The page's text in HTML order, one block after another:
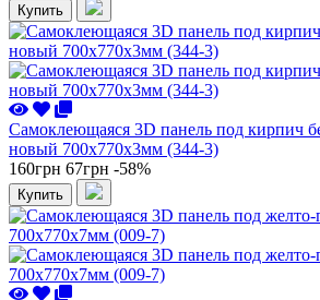
Купить
Самоклеющаяся 3D панель под кирпич
новый 700x770x3мм (344-3)
160грн 67грн -58%
Купить